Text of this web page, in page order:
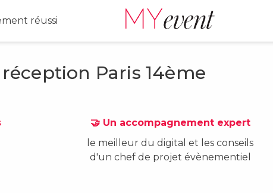
réussi
Paris 14ème
🤝 Un accompagnement expert
le meilleur du digital et les conseils
d'un chef de projet évènementiel